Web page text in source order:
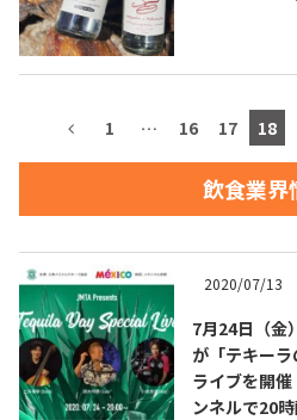
1 … 16 17 18
飲食業界
2020/07/13
7月24日（金
が「テキー
ライブを開
ンネルで20